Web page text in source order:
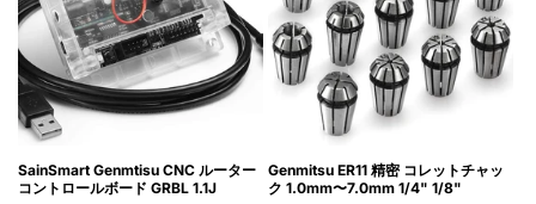
SainSmart Genmtisu CNC ルーター
コントロールボード GRBL 1.1J
Genmitsu ER11 精密 コレットチャッ
ク 1.0mm〜7.0mm 1/4" 1/8"